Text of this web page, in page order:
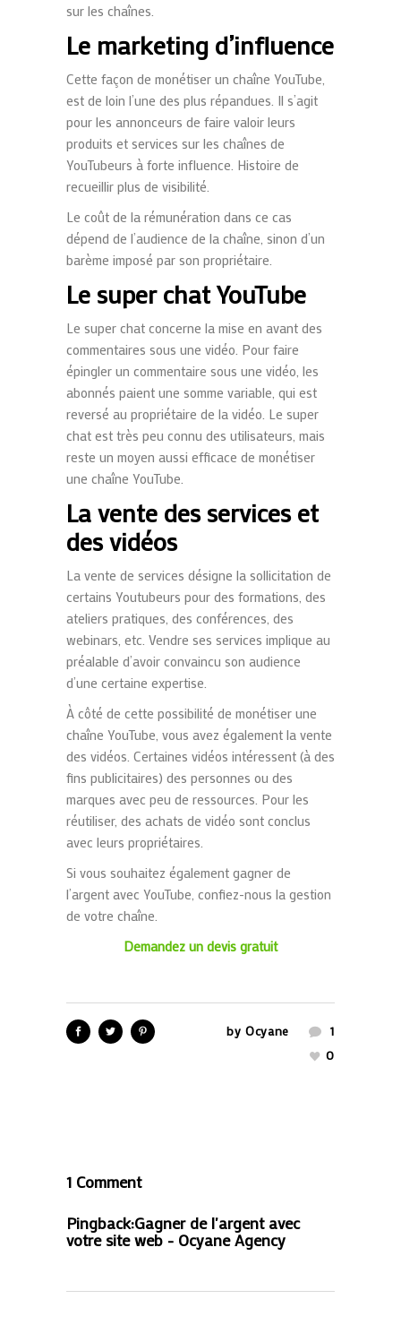
sur les chaînes.
Le marketing d’influence
Cette façon de monétiser un chaîne YouTube,
est de loin l’une des plus répandues. Il s’agit
pour les annonceurs de faire valoir leurs
produits et services sur les chaînes de
YouTubeurs à forte influence. Histoire de
recueillir plus de visibilité.
Le coût de la rémunération dans ce cas
dépend de l’audience de la chaîne, sinon d’un
barème imposé par son propriétaire.
Le super chat YouTube
Le super chat concerne la mise en avant des
commentaires sous une vidéo. Pour faire
épingler un commentaire sous une vidéo, les
abonnés paient une somme variable, qui est
reversé au propriétaire de la vidéo. Le super
chat est très peu connu des utilisateurs, mais
reste un moyen aussi efficace de monétiser
une chaîne YouTube.
La vente des services et
des vidéos
La vente de services désigne la sollicitation de
certains Youtubeurs pour des formations, des
ateliers pratiques, des conférences, des
webinars, etc. Vendre ses services implique au
préalable d’avoir convaincu son audience
d’une certaine expertise.
À côté de cette possibilité de monétiser une
chaîne YouTube, vous avez également la vente
des vidéos. Certaines vidéos intéressent (à des
fins publicitaires) des personnes ou des
marques avec peu de ressources. Pour les
réutiliser, des achats de vidéo sont conclus
avec leurs propriétaires.
Si vous souhaitez également gagner de
l’argent avec YouTube, confiez-nous la gestion
de votre chaîne.
Demandez un devis gratuit
by Ocyane
1
0
1 Comment
Pingback:Gagner de l'argent avec
votre site web - Ocyane Agency